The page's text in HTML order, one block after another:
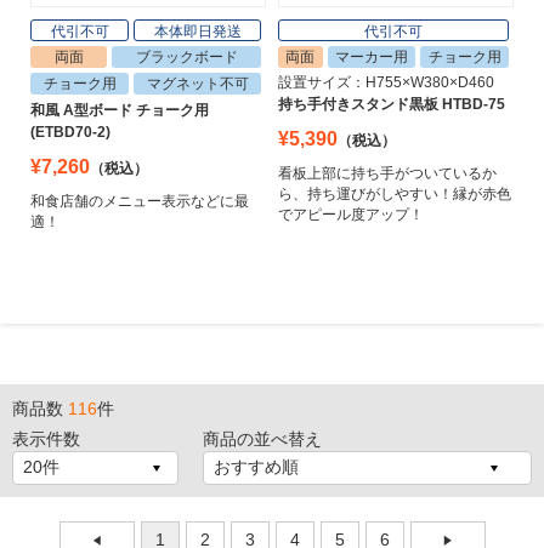
代引不可
本体即日発送
両面
ブラックボード
チョーク用
マグネット不可
和風 A型ボード チョーク用
(ETBD70-2)
¥7,260 （税込）
和食店舗のメニュー表示などに最
適！
代引不可
両面
マーカー用
チョーク用
設置サイズ：H755×W380×D460
持ち手付きスタンド黒板 HTBD-75
¥5,390 （税込）
看板上部に持ち手がついているか
ら、持ち運びがしやすい！縁が赤色
でアピール度アップ！
1 2
商品数 116件
表示件数
商品の並べ替え
1 2 3 4 5 6